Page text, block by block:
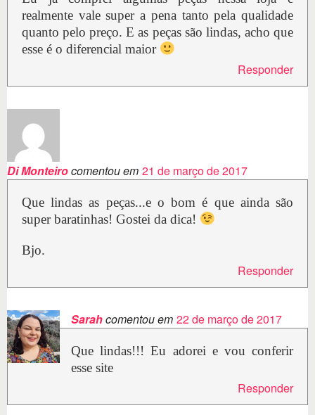
realmente vale super a pena tanto pela qualidade
quanto pelo preço. E as peças são lindas, acho que
esse é o diferencial maior
Responder
Di Monteirocomentou em 21 de março de 2017
Que lindas as peças...e o bom é que ainda são
super baratinhas! Gostei da dica!
Bjo.
Responder
Sarahcomentou em 22 de março de 2017
Que lindas!!! Eu adorei e vou conferir
esse site
Responder